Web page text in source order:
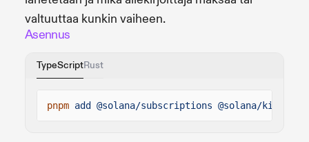
valtuuttaa kunkin vaiheen.
Asennus
TypeScriptRust
pnpm add @solana/subscriptions @solana/kit